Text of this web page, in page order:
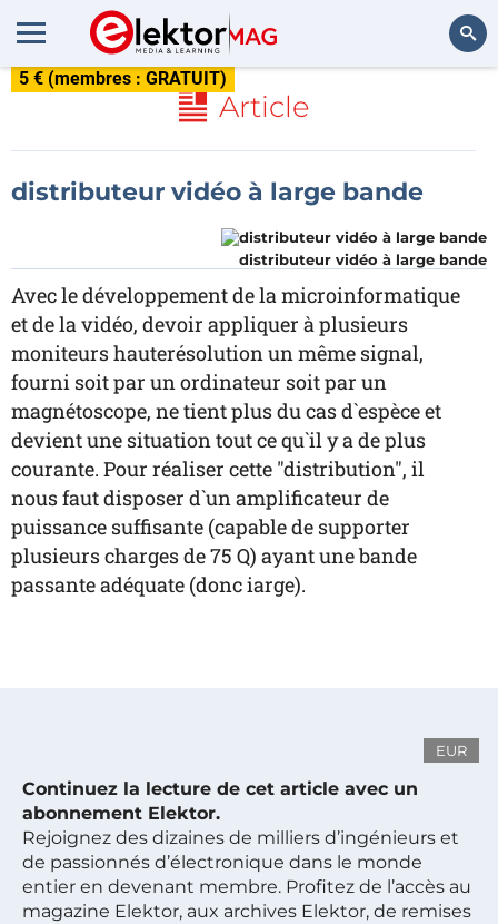
5 € (membres : GRATUIT)
Article
distributeur vidéo à large bande
distributeur vidéo à large bande
Avec le développement de la microinformatique
et de la vidéo, devoir appliquer à plusieurs
moniteurs hauterésolution un même signal,
fourni soit par un ordinateur soit par un
magnétoscope, ne tient plus du cas d`espèce et
devient une situation tout ce qu`il y a de plus
courante. Pour réaliser cette "distribution", il
nous faut disposer d`un amplificateur de
puissance suffisante (capable de supporter
plusieurs charges de 75 Q) ayant une bande
passante adéquate (donc iarge).
EUR
Continuez la lecture de cet article avec un
abonnement Elektor.
Rejoignez des dizaines de milliers d’ingénieurs et
de passionnés d’électronique dans le monde
entier en devenant membre. Profitez de l’accès au
magazine Elektor, aux archives Elektor, de remises